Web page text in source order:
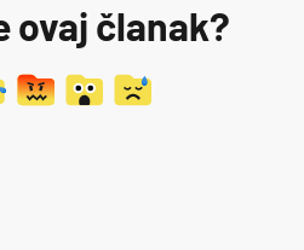
ovaj članak?